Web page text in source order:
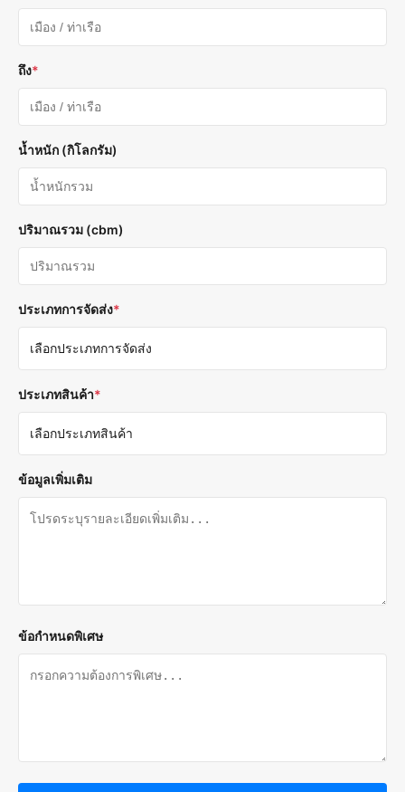
ถึง*
น้ำหนัก (กิโลกรัม)
ปริมาณรวม (cbm)
ประเภทการจัดส่ง*
ประเภทสินค้า*
ข้อมูลเพิ่มเติม
ข้อกำหนดพิเศษ